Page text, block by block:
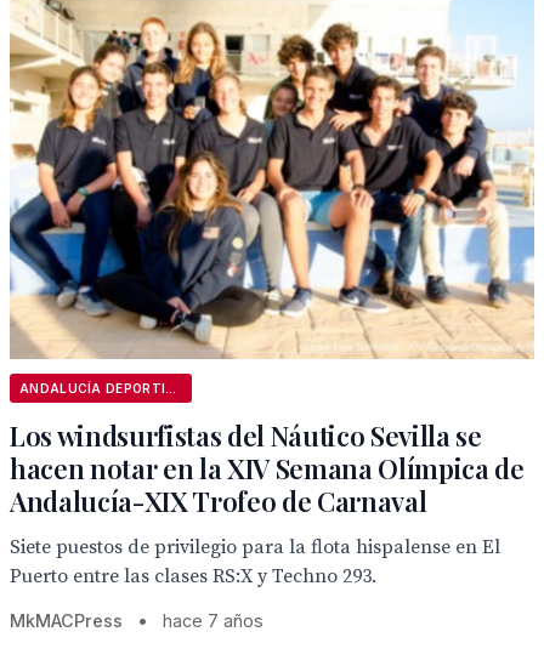
Los windsurfistas del Náutico Sevilla se
hacen notar en la XIV Semana Olímpica de
Andalucía-XIX Trofeo de Carnaval
Siete puestos de privilegio para la flota hispalense en El
Puerto entre las clases RS:X y Techno 293.
MkMACPress • hace 7 años